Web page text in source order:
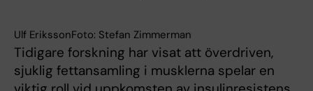
Ulf ErikssonFoto: Stefan Zimmerman
Tidigare forskning har visat att överdriven,
sjuklig fettansamling i musklerna spelar en